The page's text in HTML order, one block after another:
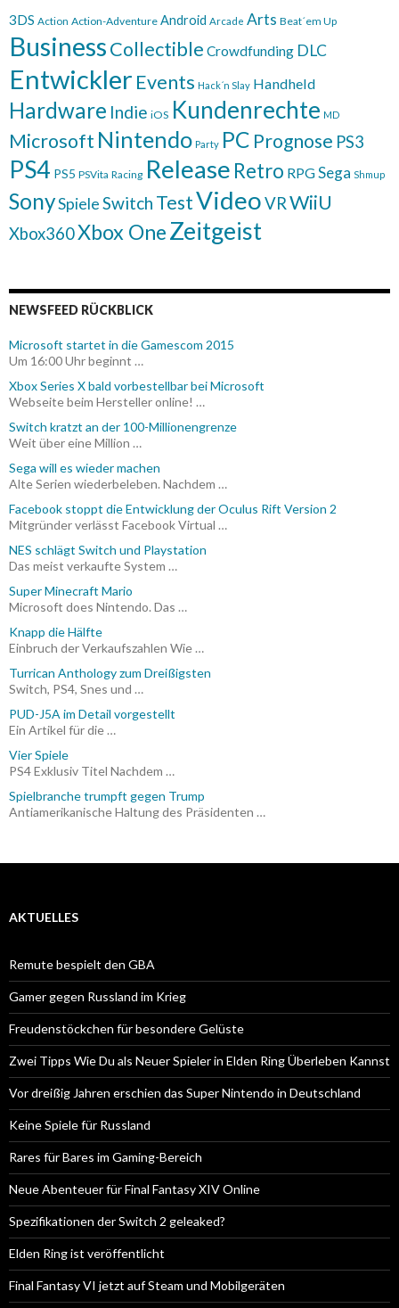
3DS Action Action-Adventure Android Arcade Arts Beat´em Up
BusinessCollectible Crowdfunding DLC
Entwickler Events Hack´n Slay Handheld
Hardware Indie iOS Kundenrechte MD
Microsoft Nintendo Party PC Prognose PS3
PS4 PS5 PSVita Racing Release Retro RPGSega Shmup
SonySpieleSwitch TestVideoVRWiiU
Xbox360Xbox OneZeitgeist
NEWSFEED RÜCKBLICK
Microsoft startet in die Gamescom 2015
Um 16:00 Uhr beginnt …
Xbox Series X bald vorbestellbar bei Microsoft
Webseite beim Hersteller online! …
Switch kratzt an der 100-Millionengrenze
Weit über eine Million …
Sega will es wieder machen
Alte Serien wiederbeleben. Nachdem …
Facebook stoppt die Entwicklung der Oculus Rift Version 2
Mitgründer verlässt Facebook Virtual …
NES schlägt Switch und Playstation
Das meist verkaufte System …
Super Minecraft Mario
Microsoft does Nintendo. Das …
Knapp die Hälfte
Einbruch der Verkaufszahlen Wie …
Turrican Anthology zum Dreißigsten
Switch, PS4, Snes und …
PUD-J5A im Detail vorgestellt
Ein Artikel für die …
Vier Spiele
PS4 Exklusiv Titel Nachdem …
Spielbranche trumpft gegen Trump
Antiamerikanische Haltung des Präsidenten …
AKTUELLES
Remute bespielt den GBA
Gamer gegen Russland im Krieg
Freudenstöckchen für besondere Gelüste
Zwei Tipps Wie Du als Neuer Spieler in Elden Ring Überleben Kannst
Vor dreißig Jahren erschien das Super Nintendo in Deutschland
Keine Spiele für Russland
Rares für Bares im Gaming-Bereich
Neue Abenteuer für Final Fantasy XIV Online
Spezifikationen der Switch 2 geleaked?
Elden Ring ist veröffentlicht
Final Fantasy VI jetzt auf Steam und Mobilgeräten